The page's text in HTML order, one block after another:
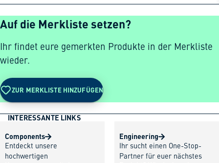
Auf die Merkliste setzen?
Ihr findet eure gemerkten Produkte in der Merkliste
wieder.
ZUR MERKLISTE HINZUFÜGEN
INTERESSANTE LINKS
Components
Entdeckt unsere
hochwertigen
Engineering
Ihr sucht einen One-Stop-
Partner für euer nächstes